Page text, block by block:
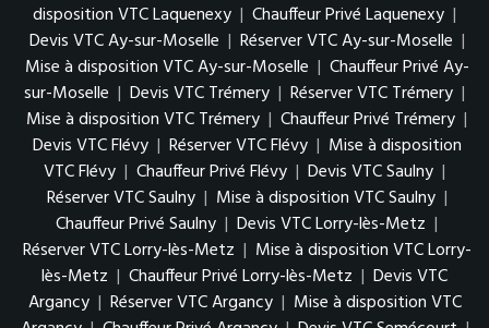
disposition VTC Laquenexy | Chauffeur Privé Laquenexy |
Devis VTC Ay-sur-Moselle | Réserver VTC Ay-sur-Moselle |
Mise à disposition VTC Ay-sur-Moselle | Chauffeur Privé Ay-
sur-Moselle | Devis VTC Trémery | Réserver VTC Trémery |
Mise à disposition VTC Trémery | Chauffeur Privé Trémery |
Devis VTC Flévy | Réserver VTC Flévy | Mise à disposition
VTC Flévy | Chauffeur Privé Flévy | Devis VTC Saulny |
Réserver VTC Saulny | Mise à disposition VTC Saulny |
Chauffeur Privé Saulny | Devis VTC Lorry-lès-Metz |
Réserver VTC Lorry-lès-Metz | Mise à disposition VTC Lorry-
lès-Metz | Chauffeur Privé Lorry-lès-Metz | Devis VTC
Argancy | Réserver VTC Argancy | Mise à disposition VTC